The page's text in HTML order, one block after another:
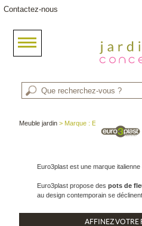
Contactez-nous
Meuble jardin > Marque : Euro3plast
Euro3plast est une marque
Euro3plast propose despots de
au design contemporain se
AFFINEZ VOTRE